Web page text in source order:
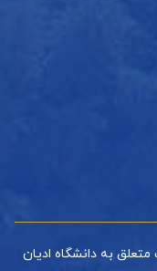
به دانشگاه ادیان